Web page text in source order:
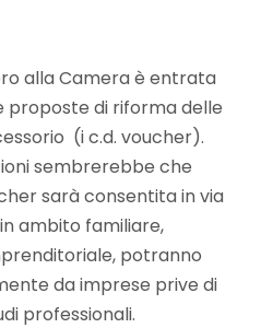
alla Camera è entrata
proposte di riforma delle
(i c.d. voucher).
sembrerebbe che
sarà consentita in via
ambito familiare,
potranno
da imprese prive di
professionali.